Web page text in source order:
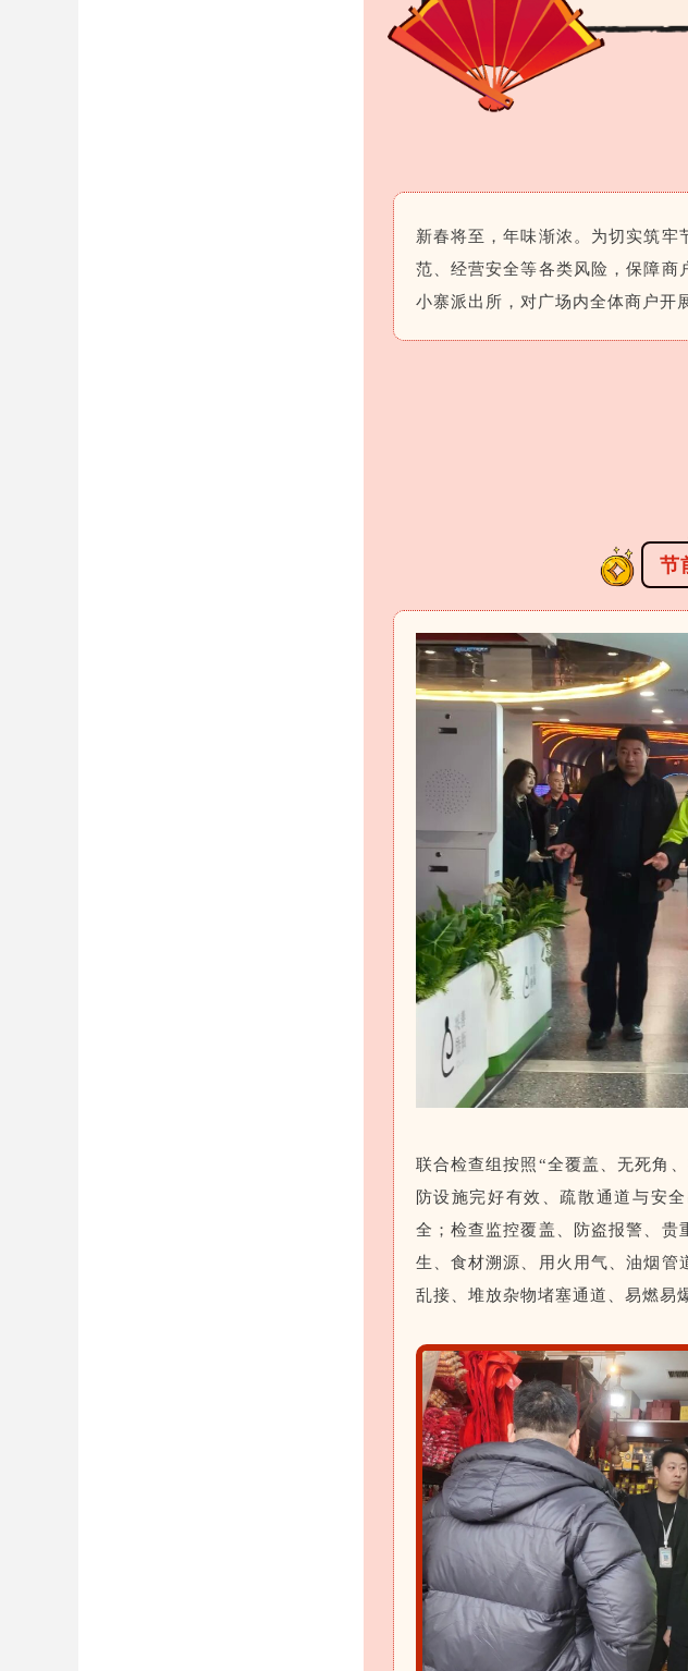
新春将至，年味渐浓。为切实筑
范、经营安全等各类风险，保障商
小寨派出所，对广场内全体商户开
节
联合检查组按照“全覆盖、无死角
防设施完好有效、疏散通道与安
全；检查监控覆盖、防盗报警、贵
生、食材溯源、用火用气、油烟管
乱接、堆放杂物堵塞通道、易燃易